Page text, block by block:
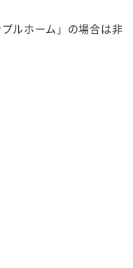
ルホーム」の場合は非